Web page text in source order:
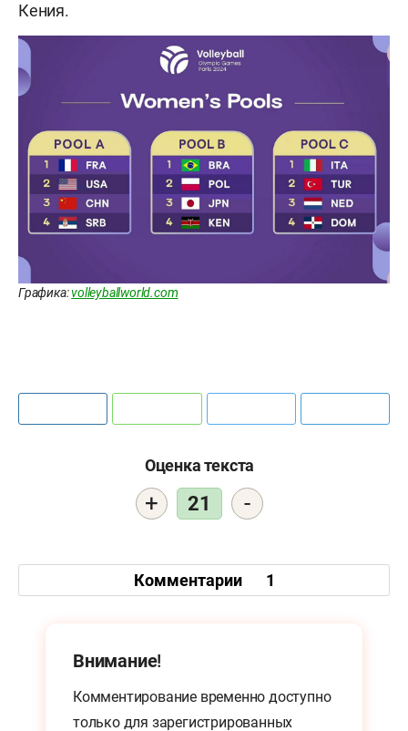
Кения.
Графика:volleyballworld.com
Оценка текста
+ 21 -
Комментарии 1
Внимание!
Комментирование временно доступно
только для зарегистрированных